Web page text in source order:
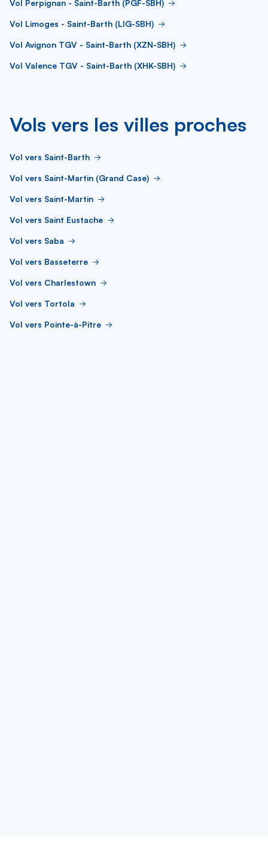
Vol Perpignan - Saint-Barth (PGF-SBH)
Vol Limoges - Saint-Barth (LIG-SBH)
Vol Avignon TGV - Saint-Barth (XZN-SBH)
Vol Valence TGV - Saint-Barth (XHK-SBH)
Vols vers les villes proches
Vol vers Saint-Barth
Vol vers Saint-Martin (Grand Case)
Vol vers Saint-Martin
Vol vers Saint Eustache
Vol vers Saba
Vol vers Basseterre
Vol vers Charlestown
Vol vers Tortola
Vol vers Pointe-à-Pitre